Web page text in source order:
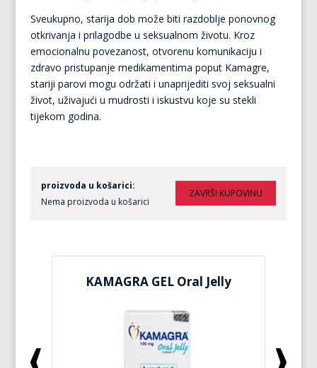
Sveukupno, starija dob može biti razdoblje ponovnog
otkrivanja i prilagodbe u seksualnom životu. Kroz
emocionalnu povezanost, otvorenu komunikaciju i
zdravo pristupanje medikamentima poput Kamagre,
stariji parovi mogu održati i unaprijediti svoj seksualni
život, uživajući u mudrosti i iskustvu koje su stekli
tijekom godina.
proizvoda u košarici:
Nema proizvoda u košarici
KAMAGRA GEL Oral Jelly